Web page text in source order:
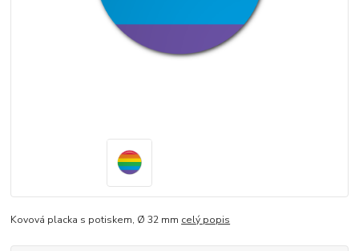
Kovová placka s potiskem, Ø 32 mm celý popis